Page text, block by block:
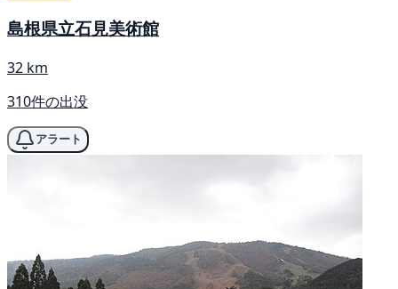
島根県立石見美術館
32 km
310件の出没
アラート